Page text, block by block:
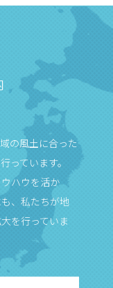
の風土に合った
っています。
ハウを活か
、私たちが地
を行っていま